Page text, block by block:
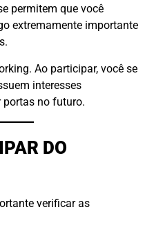
permitem que você
extremamente importante
Ao participar, você se
interesses
portas no futuro.
DO
verificar as